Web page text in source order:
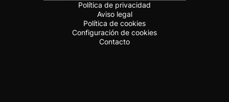
Política de privacidad
Aviso legal
Política de cookies
Configuración de cookies
Contacto